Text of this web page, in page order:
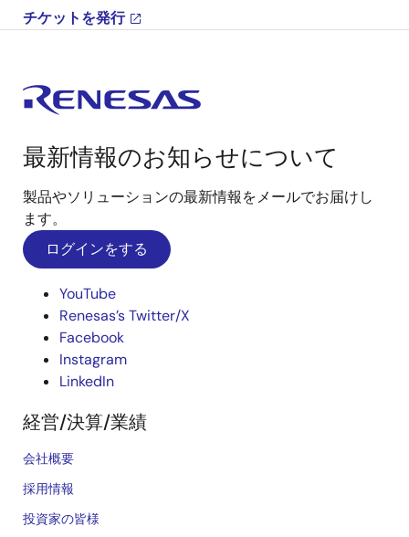
チケットを発行
最新情報のお知らせについて
製品やソリューションの最新情報をメールでお届けし
ます。
ログインをする
YouTube
Renesas’s Twitter/X
Facebook
Instagram
LinkedIn
経営/決算/業績
会社概要
採用情報
投資家の皆様